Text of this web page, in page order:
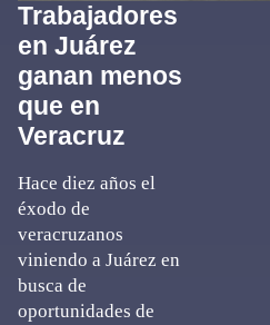
Trabajadores
en Juárez
ganan menos
que en
Veracruz
Hace diez años el
éxodo de
veracruzanos
viniendo a Juárez en
busca de
oportunidades de